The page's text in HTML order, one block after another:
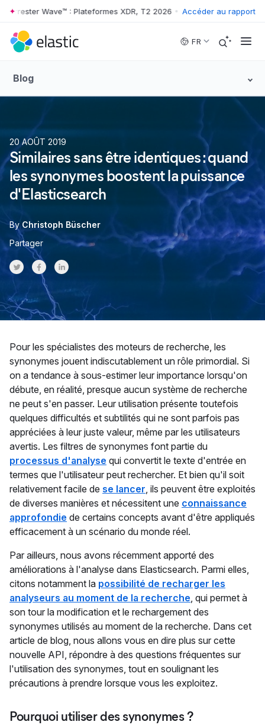
Skip to main content
Wave™ : Plateformes XDR, T2 2026 • The Forrester Wave™ :
Accéder au rapport
FR
Blog
20 AOÛT 2019
Similaires sans être identiques : quand
les synonymes boostent la puissance
d'Elasticsearch
By Christoph Büscher
Partager
Share on Twitter
Share on Facebook
Share on LinkedInr
Pour les spécialistes des moteurs de recherche, les
synonymes jouent indiscutablement un rôle primordial. Si
on a tendance à sous-estimer leur importance lorsqu'on
débute, en réalité, presque aucun système de recherche
ne peut s'en passer. Leur utilisation présente toutefois
quelques difficultés et subtilités qui ne sont parfois pas
appréciées à leur juste valeur, même par les utilisateurs
avertis. Les filtres de synonymes font partie du
processus d'analyse qui convertit le texte d'entrée en
termes que l'utilisateur peut rechercher. Et bien qu'il soit
relativement facile de se lancer, ils peuvent être exploités
de diverses manières et nécessitent une connaissance
approfondie de certains concepts avant d'être appliqués
efficacement à un scénario du monde réel.
Par ailleurs, nous avons récemment apporté des
améliorations à l'analyse dans Elasticsearch. Parmi elles,
citons notamment la possibilité de recharger les
analyseurs au moment de la recherche, qui permet à
son tour la modification et le rechargement des
synonymes utilisés au moment de la recherche. Dans cet
article de blog, nous allons vous en dire plus sur cette
nouvelle API, répondre à des questions fréquentes sur
l'utilisation des synonymes, tout en soulignant les
précautions à prendre lorsque vous les exploitez.
Pourquoi utiliser des synonymes ?